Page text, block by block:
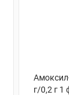
г/0,2 г 1